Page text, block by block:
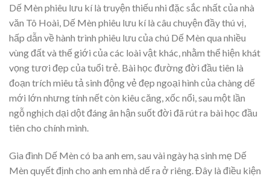
Dế Mèn phiêu lưu kí là truyện thiếu nhi đặc sắc nhất của nhà
văn Tô Hoài, Dế Mèn phiêu lưu kí là câu chuyện đầy thú vị,
hấp dẫn về hành trình phiêu lưu của chú Dế Mèn qua nhiều
vùng đất và thế giới của các loài vật khác, nhằm thể hiện khát
vọng tươi đẹp của tuổi trẻ. Bài học đường đời đầu tiên là
đoạn trích miêu tả sinh động vẻ đẹp ngoại hình của chàng dế
mới lớn nhưng tính nết còn kiêu căng, xốc nổi, sau một lần
ngỗ nghịch dại dột đáng ân hận suốt đời đã rút ra bài học đầu
tiên cho chính mình.
Gia đình Dế Mèn có ba anh em, sau vài ngày hạ sinh mẹ Dế
Mèn quyết định cho anh em nhà dế ra ở riêng. Đây là điều kiện